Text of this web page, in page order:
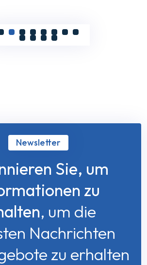
Newsletter
Sie, um
zu
, um die
Nachrichten
zu erhalten